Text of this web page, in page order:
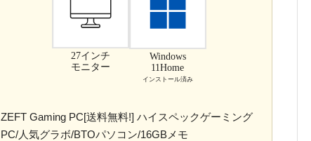
27インチ
モニター
Windows
11Home
インストール済み
ZEFT Gaming PC[送料無料!] ハイスペックゲーミング
PC/人気グラボ/BTOパソコン/16GBメモ